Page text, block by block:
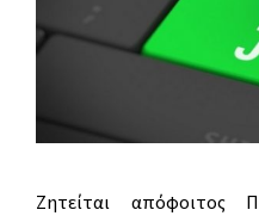
Ζητείται απόφοιτος